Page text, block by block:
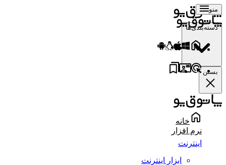
منو
دسته‌بندی‌ها
بستن
خانه
نرم افزار
اینترنت
ابزار اینترنت